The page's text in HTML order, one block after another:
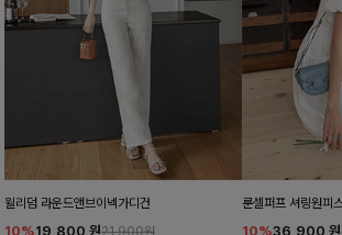
윌리덤 라운드앤브이넥가디건
10%19,800 원21,900원
룬셀퍼프 셔링원피
10%36,900 원